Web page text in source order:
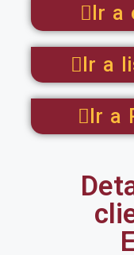
Ir a
Ir a
Ir a